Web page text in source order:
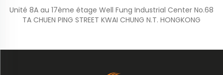
Unité 8A au 17ème étage Well Fung Industrial Center No.68
TA CHUEN PING STREET KWAI CHUNG N.T. HONGKONG